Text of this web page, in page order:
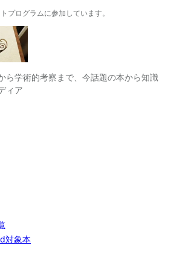
プログラムに参加しています。
ら学術的考察まで、今話題の本から知識
ィア
対象本